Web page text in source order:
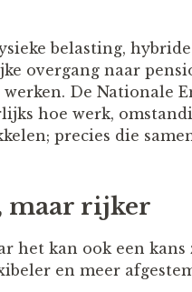
belasting,
overgang naar
De Nationale
hoe werk,
precies die
maar rijker
het kan ook een
en meer